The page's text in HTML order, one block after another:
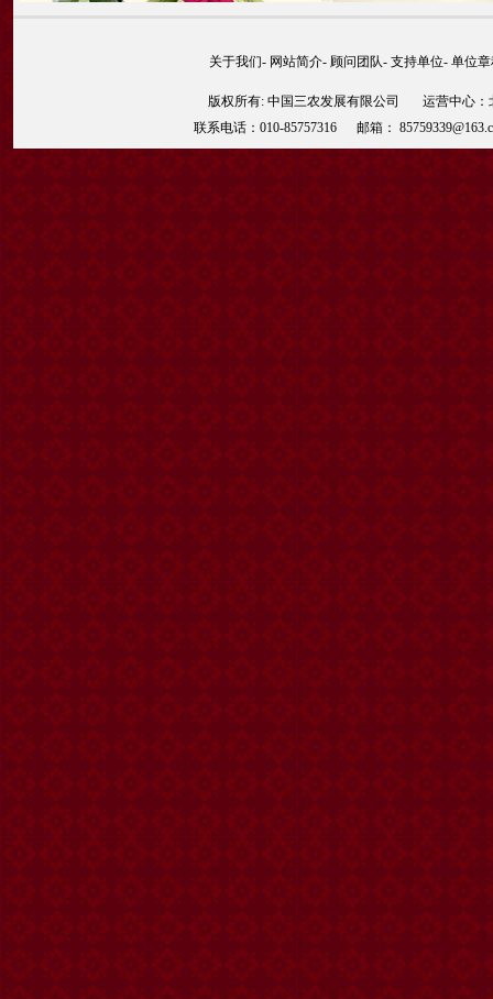
关于我们- 网站简介- 顾问团队- 支持单位- 单位
版权所有: 中国三农发展有限公司 运营中心
联系电话：010-85757316 邮箱：